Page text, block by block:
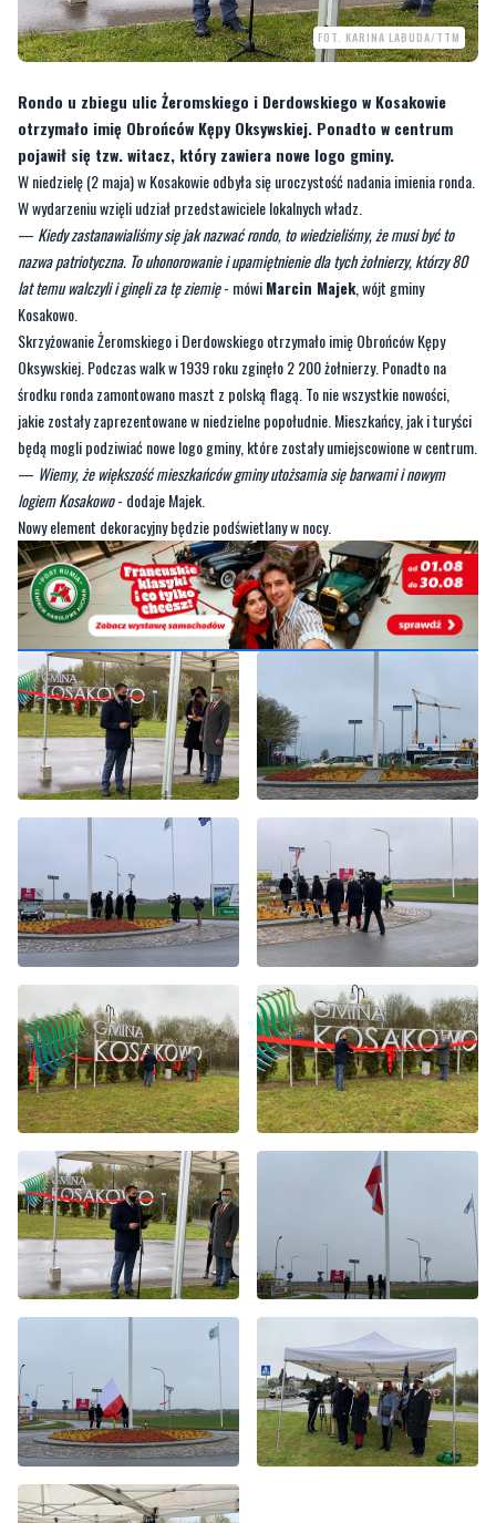
FOT. KARINA LABUDA/TTM
Rondo u zbiegu ulic Żeromskiego i Derdowskiego w Kosakowie
otrzymało imię Obrońców Kępy Oksywskiej. Ponadto w centrum
pojawił się tzw. witacz, który zawiera nowe logo gminy.
W niedzielę (2 maja) w Kosakowie odbyła się uroczystość nadania imienia ronda.
W wydarzeniu wzięli udział przedstawiciele lokalnych władz.
— Kiedy zastanawialiśmy się jak nazwać rondo, to wiedzieliśmy, że musi być to
nazwa patriotyczna. To uhonorowanie i upamiętnienie dla tych żołnierzy, którzy 80
lat temu walczyli i ginęli za tę ziemię- mówiMarcin Majek, wójt gminy
Kosakowo.
Skrzyżowanie Żeromskiego i Derdowskiego otrzymało imię Obrońców Kępy
Oksywskiej. Podczas walk w 1939 roku zginęło 2 200 żołnierzy. Ponadto na
środku ronda zamontowano maszt z polską flagą. To nie wszystkie nowości,
jakie zostały zaprezentowane w niedzielne popołudnie. Mieszkańcy, jak i turyści
będą mogli podziwiać nowe logo gminy, które zostały umiejscowione w centrum.
— Wiemy, że większość mieszkańców gminy utożsamia się barwami i nowym
logiem Kosakowo- dodaje Majek.
Nowy element dekoracyjny będzie podświetlany w nocy.